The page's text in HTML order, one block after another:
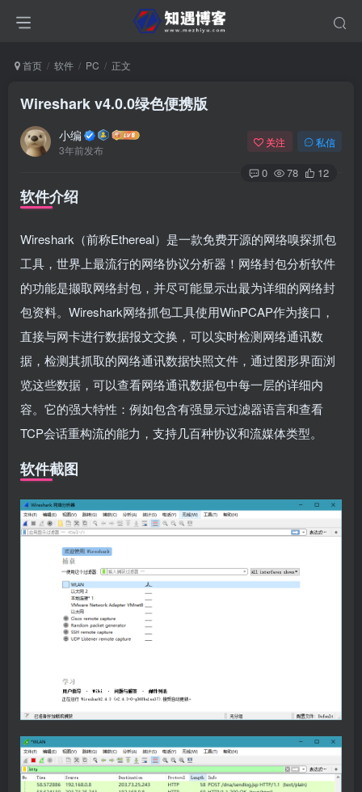
首页 软件 PC 正文
Wireshark v4.0.0绿色便携版
小编
3年前发布
关注 私信
0 78 12
软件介绍
Wireshark（前称Ethereal）是一款免费开源的网络嗅探抓包
工具，世界上最流行的网络协议分析器！网络封包分析软件
的功能是撷取网络封包，并尽可能显示出最为详细的网络封
包资料。Wireshark网络抓包工具使用WinPCAP作为接口，
直接与网卡进行数据报文交换，可以实时检测网络通讯数
据，检测其抓取的网络通讯数据快照文件，通过图形界面浏
览这些数据，可以查看网络通讯数据包中每一层的详细内
容。它的强大特性：例如包含有强显示过滤器语言和查看
TCP会话重构流的能力，支持几百种协议和流媒体类型。
软件截图